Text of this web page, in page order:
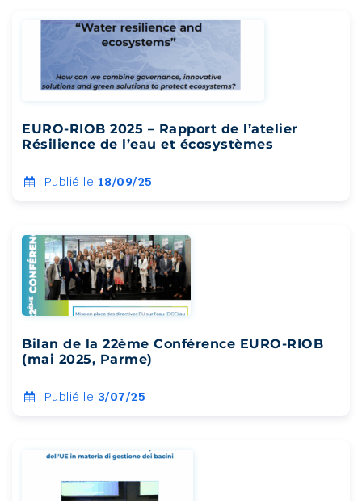
EURO-RIOB 2025 – Rapport de l’atelier
Résilience de l’eau et écosystèmes
Publié le 18/09/25
Bilan de la 22ème Conférence EURO-RIOB
(mai 2025, Parme)
Publié le 3/07/25